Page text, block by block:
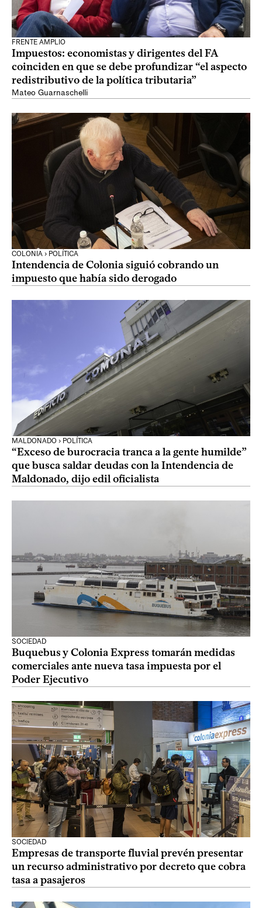
FRENTE AMPLIO
Impuestos: economistas y dirigentes del FA
coinciden en que se debe profundizar “el aspecto
redistributivo de la política tributaria”
Mateo Guarnaschelli
COLONIA › POLÍTICA
Intendencia de Colonia siguió cobrando un
impuesto que había sido derogado
MALDONADO › POLÍTICA
“Exceso de burocracia tranca a la gente humilde”
que busca saldar deudas con la Intendencia de
Maldonado, dijo edil oficialista
SOCIEDAD
Buquebus y Colonia Express tomarán medidas
comerciales ante nueva tasa impuesta por el
Poder Ejecutivo
SOCIEDAD
Empresas de transporte fluvial prevén presentar
un recurso administrativo por decreto que cobra
tasa a pasajeros